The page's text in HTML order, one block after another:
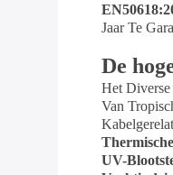
Jaar Te
De
Het
Van
UV-